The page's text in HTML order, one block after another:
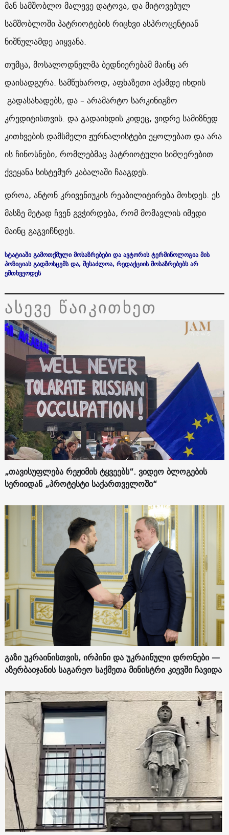
მან სამშობლო მალევე დატოვა, და მიტოვებულ
სამშობლოში პატრიოტების რიცხვი ასპროცენტიან
ნიშნულამდე აიყვანა.
თუმცა, მოსალოდნელმა ბედნიერებამ მაინც არ
დაისადგურა. სამწუხაროდ, აფხაზეთი აქამდე იხდის
გადასახადებს, და – არამარტო სარკინიგზო
კრედიტისთვის. და გადაიხდის კიდეც, ვიდრე სამიზნედ
კითხვების დამსმელი ჟურნალისტები ეყოლებათ და არა
ის ჩინოსნები, რომლებმაც პატრიოტული სიმღერებით
ქვეყანა სისტემურ კაბალაში ჩააგდეს.
დროა, ანტონ კრივენიუკის რეაბილიტირება მოხდეს. ეს
მასზე მეტად ჩვენ გვჭირდება, რომ მომავლის იმედი
მაინც გაგვიჩნდეს.
სტატიაში გამოთქმული მოსაზრებები და ავტორის ტერმინოლოგია მის
პოზიციას გადმოსცემს და, შესაძლოა, რედაქციის მოსაზრებებს არ
ემთხვეოდეს
ასევე წაიკითხეთ
„თავისუფლება რეჟიმის ტყვეებს“. ვიდეო ბლოგების
სერიიდან „პროტესტი საქართველოში“
გაზი უკრაინისთვის, ირპინი და უკრაინული დრონები —
აზერბაიჯანის საგარეო საქმეთა მინისტრი კიევში ჩავიდა